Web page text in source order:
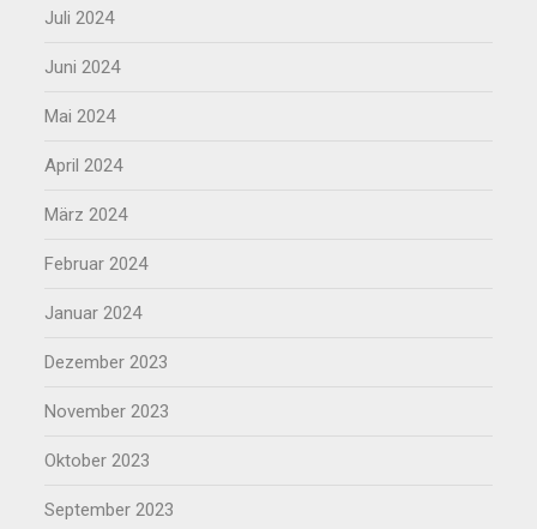
Juli 2024
Juni 2024
Mai 2024
April 2024
März 2024
Februar 2024
Januar 2024
Dezember 2023
November 2023
Oktober 2023
September 2023